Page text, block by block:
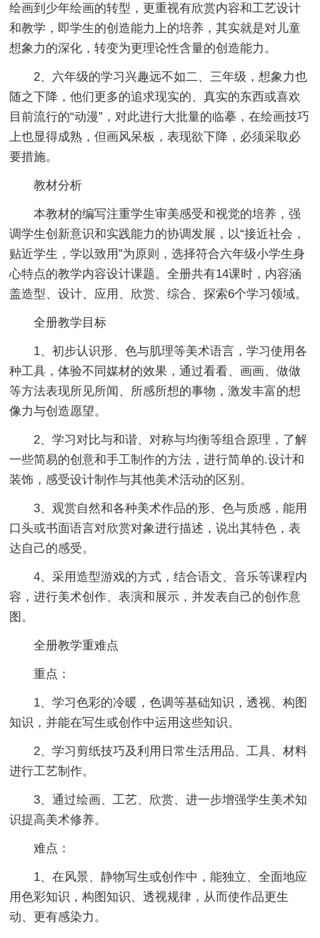
绘画到少年绘画的转型，更重视有欣赏内容和工艺设计
和教学，即学生的创造能力上的培养，其实就是对儿童
想象力的深化，转变为更理论性含量的创造能力。
2、六年级的学习兴趣远不如二、三年级，想象力也
随之下降，他们更多的追求现实的、真实的东西或喜欢
目前流行的“动漫”，对此进行大批量的临摹，在绘画技巧
上也显得成熟，但画风呆板，表现欲下降，必须采取必
要措施。
教材分析
本教材的编写注重学生审美感受和视觉的培养，强
调学生创新意识和实践能力的协调发展，以“接近社会，
贴近学生，学以致用”为原则，选择符合六年级小学生身
心特点的教学内容设计课题。全册共有14课时，内容涵
盖造型、设计、应用、欣赏、综合、探索6个学习领域。
全册教学目标
1、初步认识形、色与肌理等美术语言，学习使用各
种工具，体验不同媒材的效果，通过看看、画画、做做
等方法表现所见所闻、所感所想的事物，激发丰富的想
像力与创造愿望。
2、学习对比与和谐、对称与均衡等组合原理，了解
一些简易的创意和手工制作的方法，进行简单的.设计和
装饰，感受设计制作与其他美术活动的区别。
3、观赏自然和各种美术作品的形、色与质感，能用
口头或书面语言对欣赏对象进行描述，说出其特色，表
达自己的感受。
4、采用造型游戏的方式，结合语文、音乐等课程内
容，进行美术创作、表演和展示，并发表自己的创作意
图。
全册教学重难点
重点：
1、学习色彩的冷暖，色调等基础知识，透视、构图
知识，并能在写生或创作中运用这些知识。
2、学习剪纸技巧及利用日常生活用品、工具、材料
进行工艺制作。
3、通过绘画、工艺、欣赏、进一步增强学生美术知
识提高美术修养。
难点：
1、在风景、静物写生或创作中，能独立、全面地应
用色彩知识，构图知识、透视规律，从而使作品更生
动、更有感染力。